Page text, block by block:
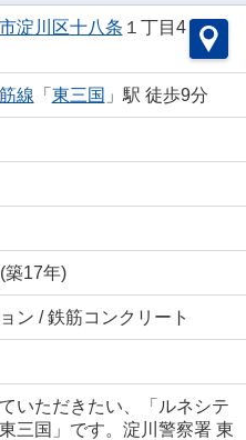
淀川区十八条 １丁目4
線 「 東三国 」駅 徒歩9分
築17年)
ン / 鉄筋コンクリート
いただきたい、「ルネシテ
三国」です。淀川警察署 東